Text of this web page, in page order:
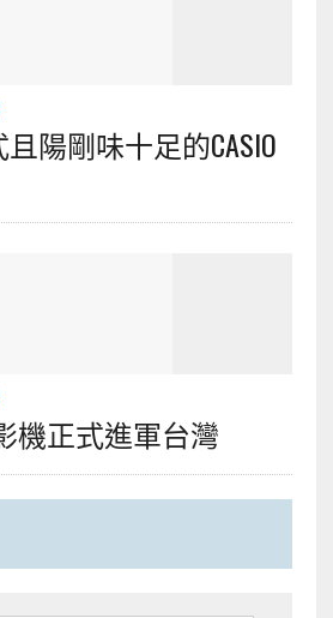
陽剛味十足的CASIO
機正式進軍台灣